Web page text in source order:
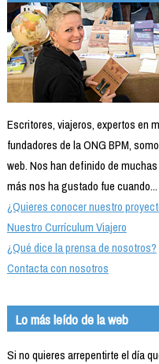
Escritores, viajeros, expertos en
fundadores de la ONG BPM,
web. Nos han definido de
más nos ha gustado fue cuando...
¿Quieres conocer nuestro
Nuestro Currículum Viajero
¿Qué dice la prensa de nosotros?
Contacta con nosotros
Lo más leído de la web
Si no quieres arrepentirte el día